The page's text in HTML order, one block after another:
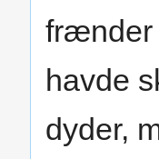
frænder
havde
dyder,